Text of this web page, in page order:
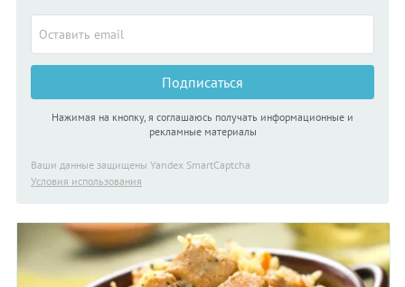
Подписаться
Нажимая на кнопку, я соглашаюсь получать информационные и
рекламные материалы
Ваши данные защищены Yandex SmartCaptcha
Условия использования